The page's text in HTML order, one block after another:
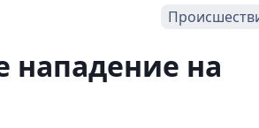
нападение на